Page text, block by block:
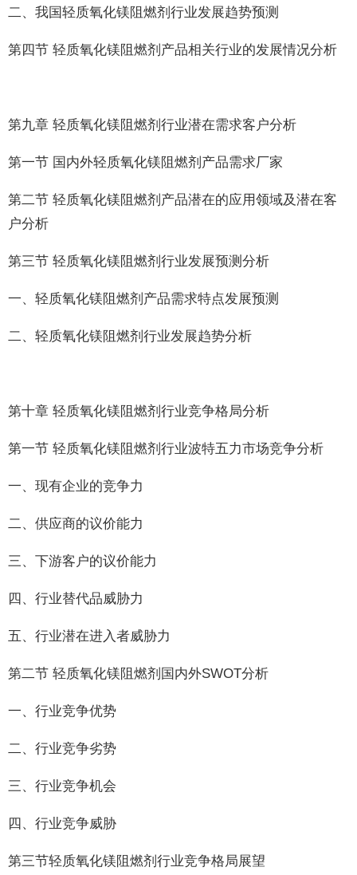
二、我国轻质氧化镁阻燃剂行业发展趋势预测
第四节 轻质氧化镁阻燃剂产品相关行业的发展情况分析
第九章 轻质氧化镁阻燃剂行业潜在需求客户分析
第一节 国内外轻质氧化镁阻燃剂产品需求厂家
第二节 轻质氧化镁阻燃剂产品潜在的应用领域及潜在客
户分析
第三节 轻质氧化镁阻燃剂行业发展预测分析
一、轻质氧化镁阻燃剂产品需求特点发展预测
二、轻质氧化镁阻燃剂行业发展趋势分析
第十章 轻质氧化镁阻燃剂行业竞争格局分析
第一节 轻质氧化镁阻燃剂行业波特五力市场竞争分析
一、现有企业的竞争力
二、供应商的议价能力
三、下游客户的议价能力
四、行业替代品威胁力
五、行业潜在进入者威胁力
第二节 轻质氧化镁阻燃剂国内外SWOT分析
一、行业竞争优势
二、行业竞争劣势
三、行业竞争机会
四、行业竞争威胁
第三节轻质氧化镁阻燃剂行业竞争格局展望